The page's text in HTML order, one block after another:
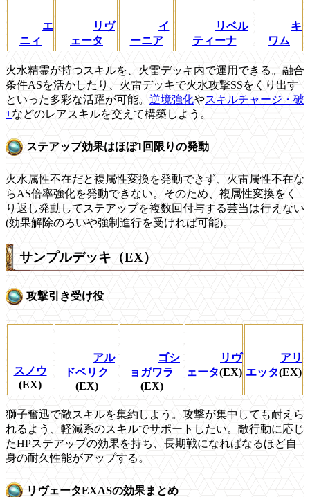
エ
ニィ
リヴ
ェータ
イ
ーニア
リベル
ティーナ
キ
ワム
火水精霊が持つスキルを、火雷デッキ内で運用できる。融合
条件ASを活かしたり、火雷デッキで火水攻撃SSをくり出す
といった多彩な活躍が可能。 逆境強化やスキルチャージ・破
+などのレアスキルを交えて構築しよう。
ステアップ効果はほぼ1回限りの発動
火水属性不在だと複属性変換を発動できず、火雷属性不在な
らAS倍率強化を発動できない。そのため、複属性変換をく
り返し発動してステアップを複数回付与する芸当は行えない
(効果解除のろいや強制進行を受ければ可能)。
サンプルデッキ（EX）
攻撃引き受け役
スノウ
(EX)
アル
ドベリク
(EX)
ゴシ
ョガワラ
(EX)
リヴ
ェータ(EX)
アリ
エッタ(EX)
獅子奮迅で敵スキルを集約しよう。攻撃が集中しても耐えら
れるよう、軽減系のスキルでサポートしたい。敵行動に応じ
たHPステアップの効果を持ち、長期戦になればなるほど自
身の耐久性能がアップする。
リヴェータEXASの効果まとめ